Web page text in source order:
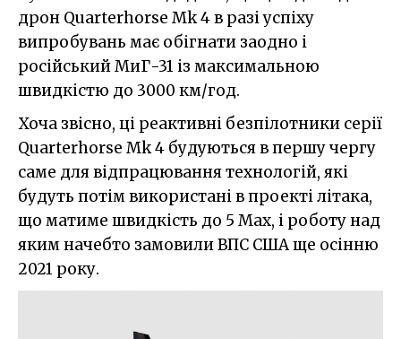
дрон Quarterhorse Mk 4 в разі успіху
випробувань має обігнати заодно і
російський МиГ-31 із максимальною
швидкістю до 3000 км/год.
Хоча звісно, ці реактивні безпілотники серії
Quarterhorse Mk 4 будуються в першу чергу
саме для відпрацювання технологій, які
будуть потім використані в проекті літака,
що матиме швидкість до 5 Мах, і роботу над
яким начебто замовили ВПС США ще осінню
2021 року.